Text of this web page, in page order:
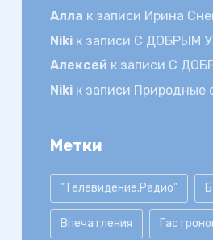
Алла к записи Ирина
Nikiк записи С ДОБРЫМ
Алексей к записи С
Nikiк записи Природные
Метки
"Телевидение.Радио"
Впечатления